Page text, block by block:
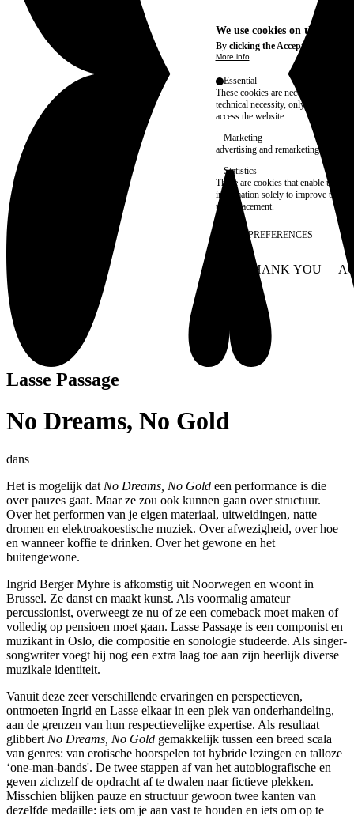
Lasse Passage
No Dreams, No Gold
dans
Het is mogelijk dat No Dreams, No Gold een performance is die
over pauzes gaat. Maar ze zou ook kunnen gaan over structuur.
Over het performen van je eigen materiaal, uitweidingen, natte
dromen en elektroakoestische muziek. Over afwezigheid, over hoe
en wanneer koffie te drinken. Over het gewone en het
buitengewone.
Ingrid Berger Myhre is afkomstig uit Noorwegen en woont in
Brussel. Ze danst en maakt kunst. Als voormalig amateur
percussionist, overweegt ze nu of ze een comeback moet maken of
volledig op pensioen moet gaan. Lasse Passage is een componist en
muzikant in Oslo, die compositie en sonologie studeerde. Als singer-
songwriter voegt hij nog een extra laag toe aan zijn heerlijk diverse
muzikale identiteit.
Vanuit deze zeer verschillende ervaringen en perspectieven,
ontmoeten Ingrid en Lasse elkaar in een plek van onderhandeling,
aan de grenzen van hun respectievelijke expertise. Als resultaat
glibbert No Dreams, No Gold gemakkelijk tussen een breed scala
van genres: van erotische hoorspelen tot hybride lezingen en talloze
‘one-man-bands'. De twee stappen af van het autobiografische en
geven zichzelf de opdracht af te dwalen naar fictieve plekken.
Misschien blijken pauze en structuur gewoon twee kanten van
dezelfde medaille: iets om je aan vast te houden en iets om op te
We use cookies on this site
By clicking the Accept button,
More info
Essential
These cookies are necessary for
technical necessity, only an
access the website.
Marketing
advertising and remarketing cookies,
Statistics
These are cookies that enable us to
information solely to improve the
their placement.
SAVE PREFERENCES
NO THANK YOU
WITHDRAW